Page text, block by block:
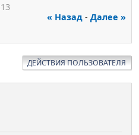
« Назад - Далее »
ДЕЙСТВИЯ ПОЛЬЗОВАТЕЛЯ